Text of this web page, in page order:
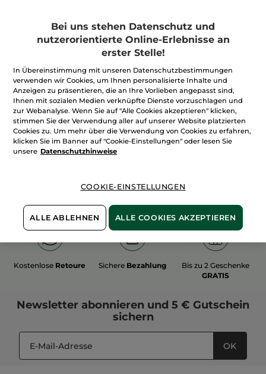
100%unserer Aktivstoffe
sindpflanzlich
Wir bewirtschaften
unsere Felder
biologisch
Mehr entdecken
Kostenlose Retoure Sichere Bezahlung
Bis zu 2 Geschenke
GRATIS
Newsletter abonnieren und 5 € Gutschein
sichern
OK
Bei uns stehen Datenschutz und
nutzerorientierte Online-Erlebnisse an
erster Stelle!
In Übereinstimmung mit unseren Datenschutzbestimmungen
verwenden wir Cookies, um Ihnen personalisierte Inhalte und
Anzeigen zu präsentieren, die an Ihre Vorlieben angepasst sind,
Ihnen mit sozialen Medien verknüpfte Dienste vorzuschlagen und
zur Webanalyse. Wenn Sie auf "Alle Cookies akzeptieren" klicken,
stimmen Sie der Verwendung aller auf unserer Website platzierten
Cookies zu. Um mehr über die Verwendung von Cookies zu erfahren,
klicken Sie im Banner auf "Cookie-Einstellungen" oder lesen Sie
unsere Datenschutzhinweise
COOKIE-EINSTELLUNGEN
ALLE ABLEHNEN ALLE COOKIES AKZEPTIEREN